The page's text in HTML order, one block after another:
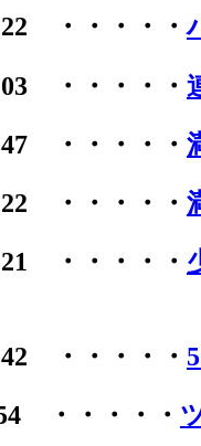
・・・・・
・・・・・
・・・・・
・・・・・
・・・・・
・・・・・
・・・・・